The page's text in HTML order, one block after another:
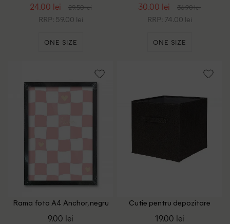
24.00 lei 29.50 lei
RRP: 59.00 lei
ONE SIZE
30.00 lei 36.90 lei
RRP: 74.00 lei
ONE SIZE
Rama foto A4 Anchor, negru
9.00 lei
Cutie pentru depozitare
19.00 lei